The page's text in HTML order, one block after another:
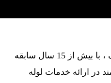
گروه فنی آذین گستر آچاگ ، با بیش از 15 سال سابقه
در ارائه خدمات لوله